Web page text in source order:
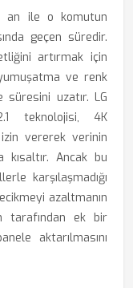
an ile o komutun
geçen süredir.
artırmak için
ve renk
uzatır. LG
teknolojisi, 4K
izin vererek verinin
Ancak bu
karşılaşmadığı
azaltmanın
tarafından ek bir
aktarılmasını